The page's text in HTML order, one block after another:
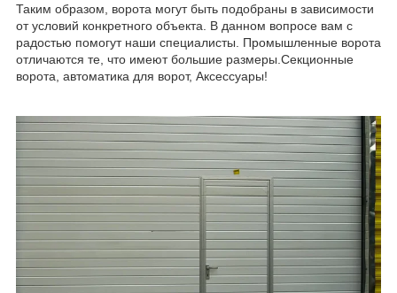
Таким образом, ворота могут быть подобраны в зависимости
от условий конкретного объекта. В данном вопросе вам с
радостью помогут наши специалисты. Промышленные ворота
отличаются те, что имеют большие размеры.Секционные
ворота, автоматика для ворот, Аксессуары!